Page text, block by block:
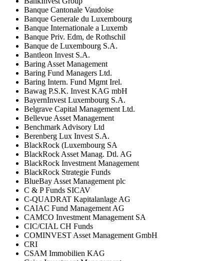
Banque Cantonale Vaudoise
Banque Generale du Luxembourg
Banque Internationale a Luxemb
Banque Priv. Edm, de Rothschil
Banque de Luxembourg S.A.
Bantleon Invest S.A.
Baring Asset Management
Baring Fund Managers Ltd.
Baring Intern. Fund Mgmt Irel.
Bawag P.S.K. Invest KAG mbH
BayernInvest Luxembourg S.A.
Belgrave Capital Management Ltd.
Bellevue Asset Management
Benchmark Advisory Ltd
Berenberg Lux Invest S.A.
BlackRock (Luxembourg SA
BlackRock Asset Manag. Dtl. AG
BlackRock Investment Management
BlackRock Strategie Funds
BlueBay Asset Management plc
C & P Funds SICAV
C-QUADRAT Kapitalanlage AG
CAIAC Fund Management AG
CAMCO Investment Management SA
CIC/CIAL CH Funds
COMINVEST Asset Management GmbH
CRI
CSAM Immobilien KAG